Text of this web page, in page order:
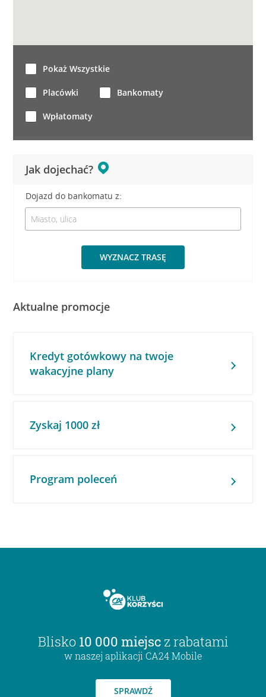
Jak dojechać?
Dojazd do bankomatu z:
WYZNACZ TRASĘ
Pokaż Wszystkie
Placówki Bankomaty
Wpłatomaty
Aktualne promocje
Kredyt gotówkowy na twoje
wakacyjne plany
Zyskaj 1000 zł
Program poleceń
Blisko 10 000 miejsc z rabatami
w naszej aplikacji CA24 Mobile
SPRAWDŹ